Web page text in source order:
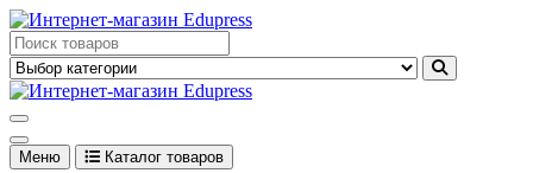
Перейти
к
содержимому
Edupress Uzbekistan, Edupress Узбекистан, книги, учебники на
английском языке
английском языке
Меню Каталог товаров